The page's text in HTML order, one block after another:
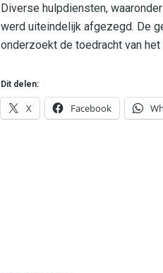
Diverse hulpdiensten,
werd uiteindelijk afgezegd. De
onderzoekt de toedracht van
Dit delen:
X Facebook